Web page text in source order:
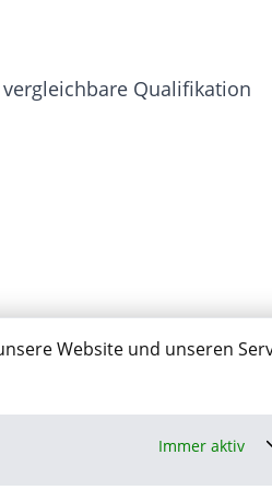
Website und unseren
Immer aktiv
Qualifikation